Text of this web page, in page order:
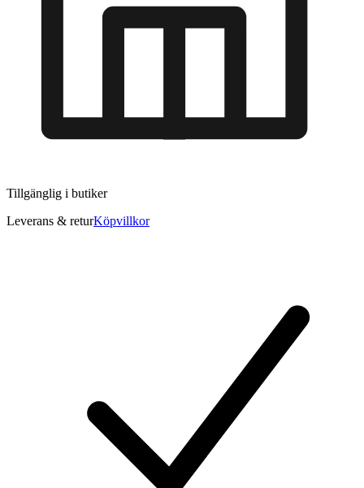
Tillgänglig i butiker
Leverans & returKöpvillkor